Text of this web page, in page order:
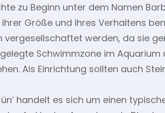
zu Beginn unter dem Namen
Größe und ihres Verhaltens
werden, da sie
Schwimmzone im
Als Einrichtung sollten auch
handelt es sich um einen